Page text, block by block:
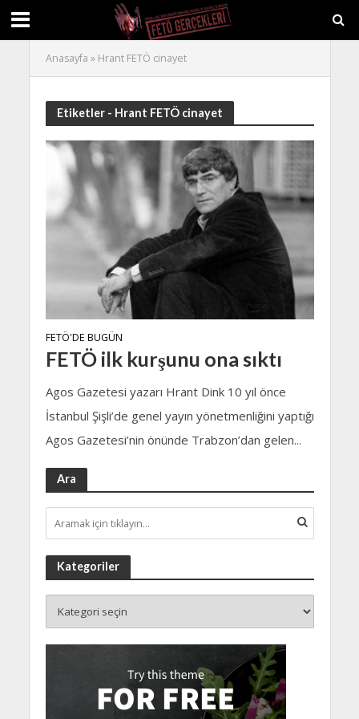
Anasayfa » Hrant FETÖ cinayet
Etiketler - Hrant FETÖ cinayet
FETÖ'DE BUGÜN
FETÖ ilk kurşunu ona sıktı
Agos Gazetesi yazarı Hrant Dink 10 yıl önce
İstanbul Şişli’de genel yayın yönetmenliğini yaptığı
Agos Gazetesi’nin önünde Trabzon’dan gelen...
Ara
Kategoriler